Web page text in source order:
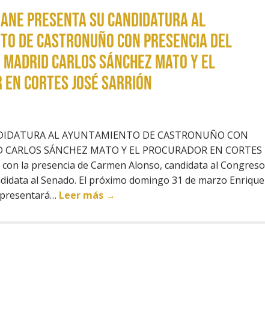
PRESENTA SU CANDIDATURA AL
DE CASTRONUÑO CON PRESENCIA DEL
MADRID CARLOS SÁNCHEZ MATO Y EL
EN CORTES JOSÉ SARRIÓN
AL AYUNTAMIENTO DE CASTRONUÑO CON
SÁNCHEZ MATO Y EL PROCURADOR EN CORTES
con la presencia de Carmen Alonso, candidata al Congreso
al Senado. El próximo domingo 31 de marzo Enrique
Leer más →